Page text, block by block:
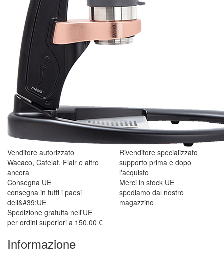
Venditore autorizzato
Wacaco, Cafelat, Flair e altro
ancora
Rivenditore specializzato
supporto prima e dopo
l'acquisto
Consegna UE
consegna in tutti i paesi
dell&#39;UE
Merci in stock UE
spediamo dal nostro
magazzino
Spedizione gratuita nell'UE
per ordini superiori a 150,00 €
Informazione